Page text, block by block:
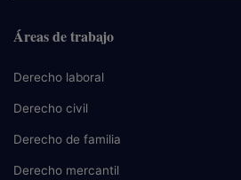
Áreas de trabajo
Derecho laboral
Derecho civil
Derecho de familia
Derecho mercantil